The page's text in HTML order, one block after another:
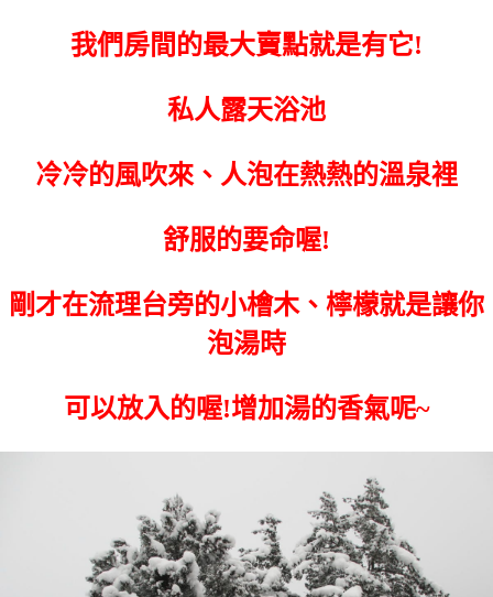
我們房間的最大賣點就是有它!
私人露天浴池
冷冷的風吹來、人泡在熱熱的溫泉裡
舒服的要命喔!
剛才在流理台旁的小檜木、檸檬就是讓你
泡湯時
可以放入的喔!增加湯的香氣呢~